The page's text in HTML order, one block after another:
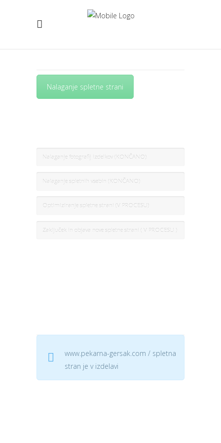
Nalaganje spletne strani
Nalaganje fotografij izdelkov (KONČANO)
Nalaganje spletnih vsebin (KONČANO)
Optimiziranje spletne strani (V PROCESU)
Zaključek in objava nove spletne strani ( V PROCESU )
www.pekarna-gersak.com / spletna
stran je v izdelavi